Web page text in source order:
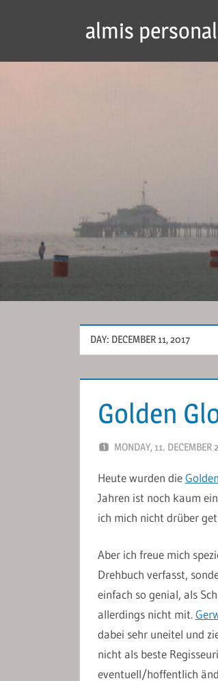
almis
DAY: DECEMBER 11, 2017
Golden
MONDAY, 11. DECEMBER
Heute wurden die
Jahren ist noch kaum
ich mich nicht drüber
Aber ich freue mich
Drehbuch verfasst,
einfach so genial, als
allerdings nicht mit.
dabei sehr uneitel und
nicht als beste
eventuell/hoffentlich